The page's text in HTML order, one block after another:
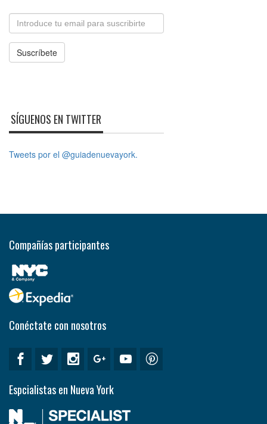
Email
Suscríbete
SÍGUENOS EN TWITTER
Tweets por el @guiadenuevayork.
Compañías participantes
Conéctate con nosotros
Espcialistas en Nueva York